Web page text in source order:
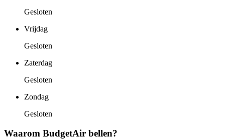
Gesloten
Vrijdag
Gesloten
Zaterdag
Gesloten
Zondag
Gesloten
Waarom BudgetAir bellen?